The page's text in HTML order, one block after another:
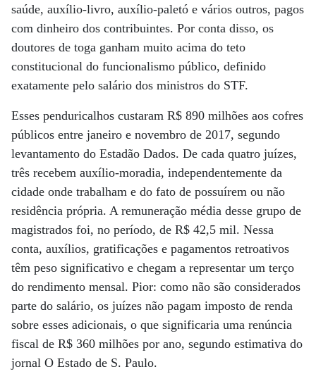
saúde, auxílio-livro, auxílio-paletó e vários outros, pagos
com dinheiro dos contribuintes. Por conta disso, os
doutores de toga ganham muito acima do teto
constitucional do funcionalismo público, definido
exatamente pelo salário dos ministros do STF.
Esses penduricalhos custaram R$ 890 milhões aos cofres
públicos entre janeiro e novembro de 2017, segundo
levantamento do Estadão Dados. De cada quatro juízes,
três recebem auxílio-moradia, independentemente da
cidade onde trabalham e do fato de possuírem ou não
residência própria. A remuneração média desse grupo de
magistrados foi, no período, de R$ 42,5 mil. Nessa
conta, auxílios, gratificações e pagamentos retroativos
têm peso significativo e chegam a representar um terço
do rendimento mensal. Pior: como não são considerados
parte do salário, os juízes não pagam imposto de renda
sobre esses adicionais, o que significaria uma renúncia
fiscal de R$ 360 milhões por ano, segundo estimativa do
jornal O Estado de S. Paulo.